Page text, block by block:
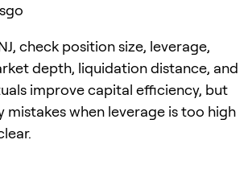
check position size, leverage,
depth, liquidation distance, and
improve capital efficiency, but
mistakes when leverage is too high